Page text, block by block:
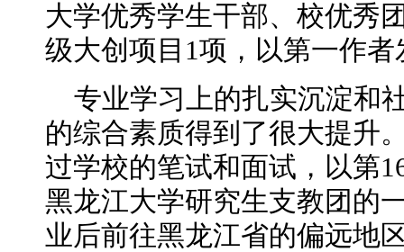
大学优秀学生干部、校优秀
级大创项目1项，以第一作
专业学习上的扎实沉淀和
的综合素质得到了很大提升
过学校的笔试和面试，以第
黑龙江大学研究生支教团的
业后前往黑龙江省的偏远地